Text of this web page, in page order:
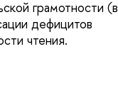
грамотности (в
дефицитов
чтения.